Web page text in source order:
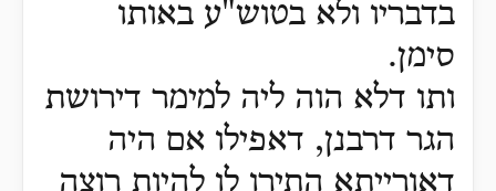
בדבריו ולא בטוש"ע באותו
סימן.
ותו דלא הוה ליה למימר דירושת
הגר דרבנן, דאפילו אם היה
דאורייתא התירו לו להיות רוצה